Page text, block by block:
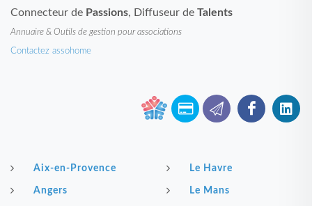
Connecteur de Passions, Diffuseur de Talents
Annuaire & Outils de gestion pour associations
Contactez assohome
Aix-en-Provence
Angers
Le Havre
Le Mans